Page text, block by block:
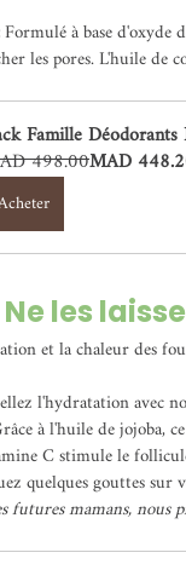
Formulé à base
les pores. L'huile de
Famille
498.00MAD
Ne les
et la chaleur des
l'hydratation avec
à l'huile de jojoba,
C stimule le
quelques gouttes sur
futures mamans, nous